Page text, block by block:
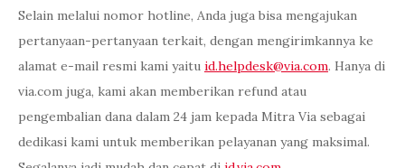
Selain melalui nomor hotline, Anda juga bisa mengajukan
pertanyaan-pertanyaan terkait, dengan mengirimkannya ke
alamat e-mail resmi kami yaitu id.helpdesk@via.com. Hanya di
via.com juga, kami akan memberikan refund atau
pengembalian dana dalam 24 jam kepada Mitra Via sebagai
dedikasi kami untuk memberikan pelayanan yang maksimal.